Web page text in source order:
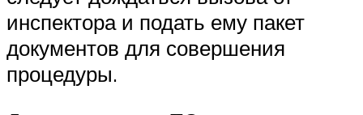
инспектора и подать ему пакет
документов для совершения
процедуры.